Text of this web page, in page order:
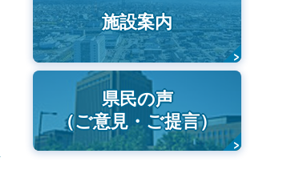
施設案内
県民の声
（ご意見・ご提言）